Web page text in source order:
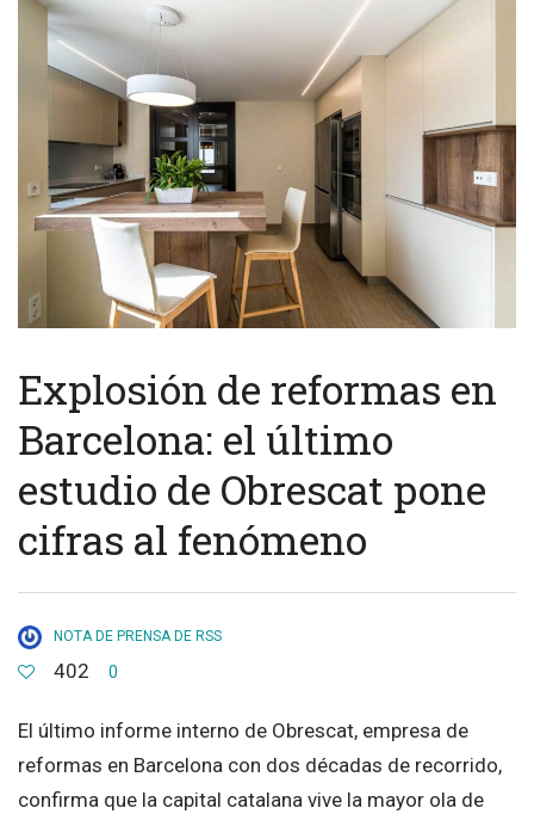
Explosión de reformas en
Barcelona: el último
estudio de Obrescat pone
cifras al fenómeno
NOTA DE PRENSA DE RSS
402 0
El último informe interno de Obrescat, empresa de
reformas en Barcelona con dos décadas de recorrido,
confirma que la capital catalana vive la mayor ola de